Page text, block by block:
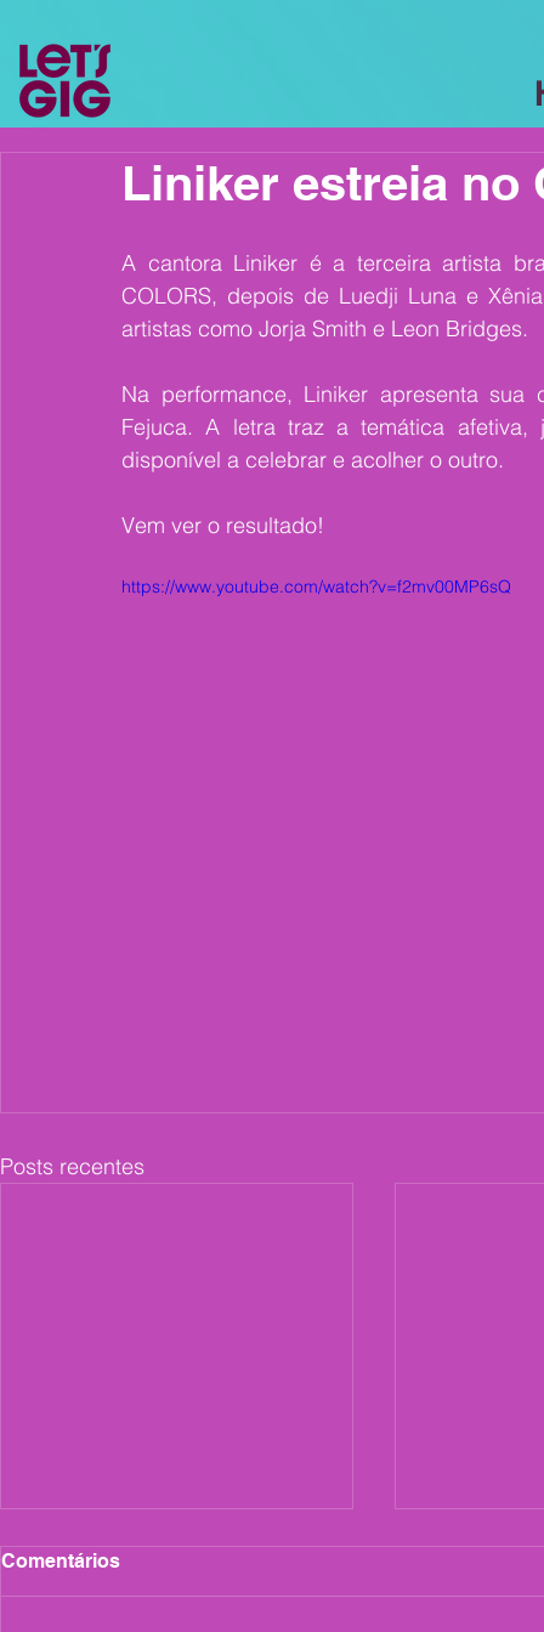
Liniker estreia no
A cantora Liniker é a terceira artista
COLORS, depois de Luedji Luna e
artistas como Jorja Smith e Leon Bridges.
Na performance, Liniker apresenta sua
Fejuca. A letra traz a temática
disponível a celebrar e acolher o outro.
Vem ver o resultado!
https://www.youtube.com/watch?v=f2mv00MP6sQ
Posts recentes
Comentários